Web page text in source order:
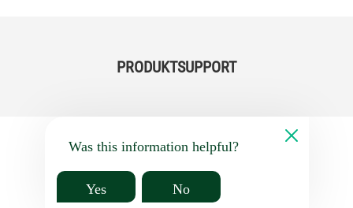
PRODUKTSUPPORT
Was this information helpful?
Yes No